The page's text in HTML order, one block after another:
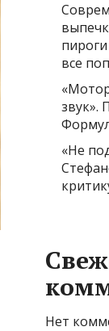
все
звук».
«Не
Нет